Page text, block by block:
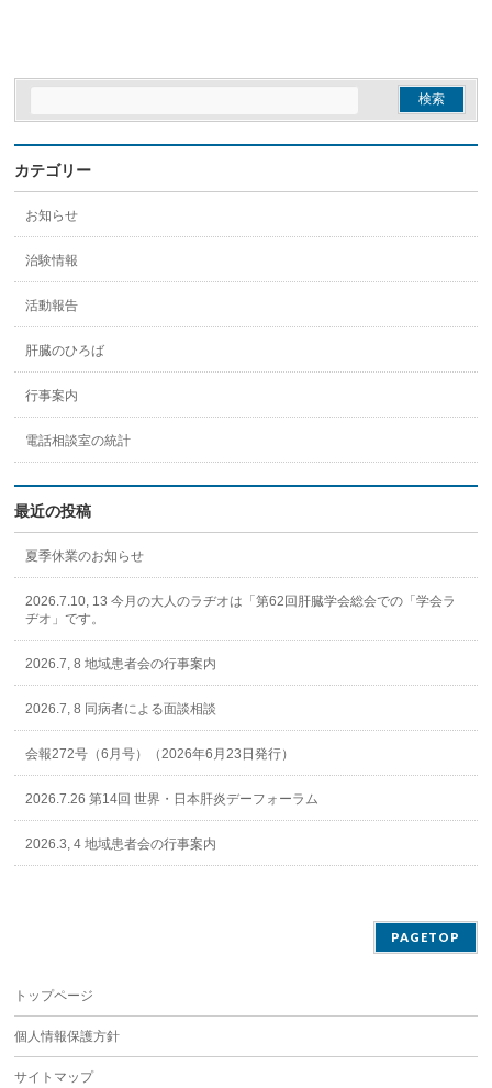
カテゴリー
お知らせ
治験情報
活動報告
肝臓のひろば
行事案内
電話相談室の統計
最近の投稿
夏季休業のお知らせ
2026.7.10, 13 今月の大人のラヂオは「第62回肝臓学会総会での「学会ラ
ヂオ」です。
2026.7, 8 地域患者会の行事案内
2026.7, 8 同病者による面談相談
会報272号（6月号）（2026年6月23日発行）
2026.7.26 第14回 世界・日本肝炎デーフォーラム
2026.3, 4 地域患者会の行事案内
PAGETOP
トップページ
個人情報保護方針
サイトマップ